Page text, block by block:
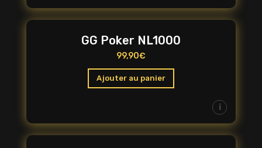
GG Poker NL1000
99,90€
Ajouter au panier
i